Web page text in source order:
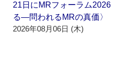
21日にMRフォーラム2026
る―問われるMRの真価〉
2026年08月06日 (木)